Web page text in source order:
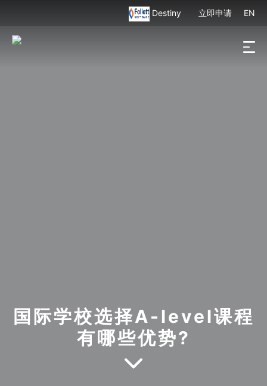
Destiny 立即申请 EN
国际学校选择A-level课程
有哪些优势?